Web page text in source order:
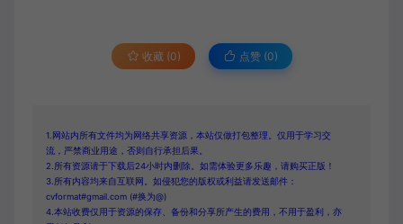
收藏 (0) 点赞 (0)
1.网站内所有文件均为网络共享资源，本站仅做打包整理。仅用于学习交
流，严禁商业用途，否则自行承担后果。
2.所有资源请于下载后24小时内删除。如需体验更多乐趣，请购买正版！
3.所有内容均来自互联网。如侵犯您的版权或利益请发送邮件：
cvformat#gmail.com (#换为@)
4.本站收费仅用于资源的保存、备份和分享所产生的费用，不用于盈利，亦